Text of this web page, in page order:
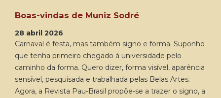
Boas-vindas de Muniz Sodré
28 abril 2026
Carnaval é festa, mas também signo e forma. Suponho
que tenha primeiro chegado à universidade pelo
caminho da forma. Quero dizer, forma visível, aparência
sensível, pesquisada e trabalhada pelas Belas Artes.
Agora, a Revista Pau-Brasil propõe-se a trazer o signo, a